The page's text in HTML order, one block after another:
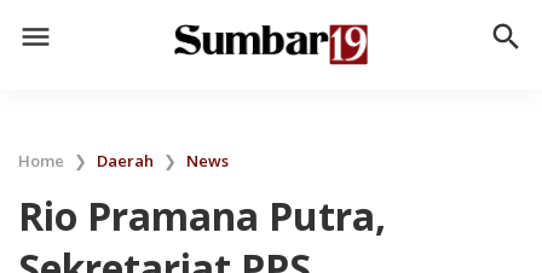
menu search
Home ❯ Daerah ❯ News
Rio Pramana Putra,